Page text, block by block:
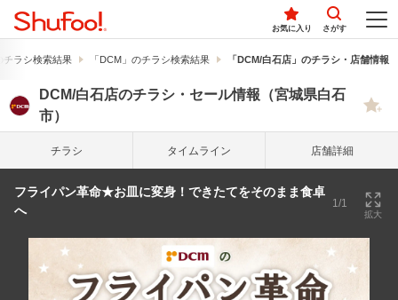
お気に入り さがす
チラシ検索結果 「DCM」のチラシ検索結果 「DCM/白石店」のチラシ・店舗情報
DCM/白石店のチラシ・セール情報（宮城県白石
市）
チラシ タイム ライン 店舗詳細
フライパン革命★お皿に変身！できたてをそのまま食卓
へ
1/1
拡大